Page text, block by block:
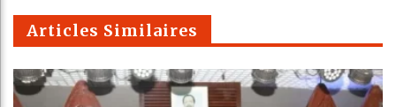
m
Articles Similaires